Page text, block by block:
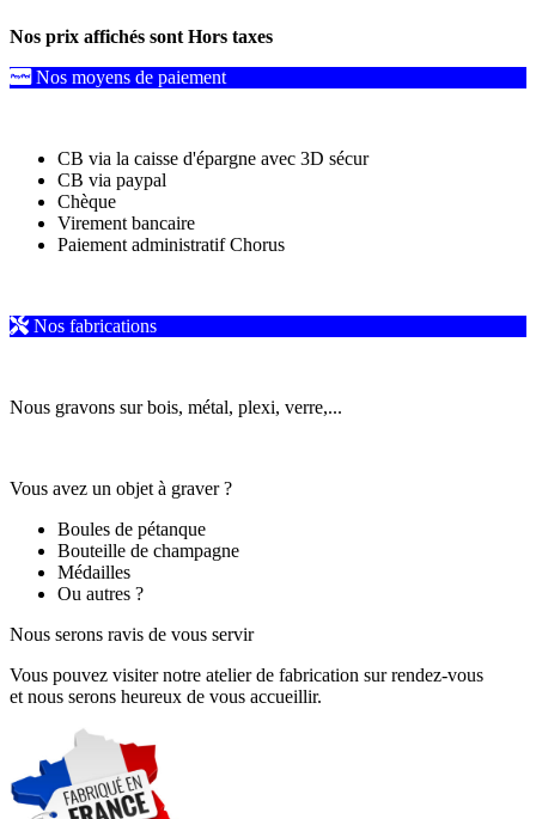
Nos prix affichés sont Hors taxes
Nos moyens de paiement
CB via la caisse d'épargne avec 3D sécur
CB via paypal
Chèque
Virement bancaire
Paiement administratif Chorus
Nos fabrications
Nous gravons sur bois, métal, plexi, verre,...
Vous avez un objet à graver ?
Boules de pétanque
Bouteille de champagne
Médailles
Ou autres ?
Nous serons ravis de vous servir
Vous pouvez visiter notre atelier de fabrication sur rendez-vous
et nous serons heureux de vous accueillir.